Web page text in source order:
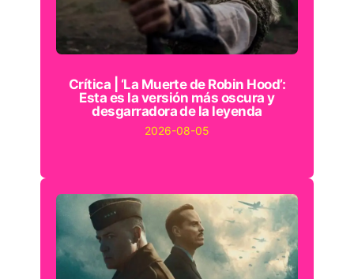
Crítica | ‘La Muerte de Robin Hood’:
Esta es la versión más oscura y
desgarradora de la leyenda
2026-08-05